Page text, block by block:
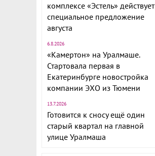
комплексе «Эстель» действует
специальное предложение
августа
6.8.2026
«Камертон» на Уралмаше.
Стартовала первая в
Екатеринбурге новостройка
компании ЭХО из Тюмени
13.7.2026
Готовится к сносу ещё один
старый квартал на главной
улице Уралмаша